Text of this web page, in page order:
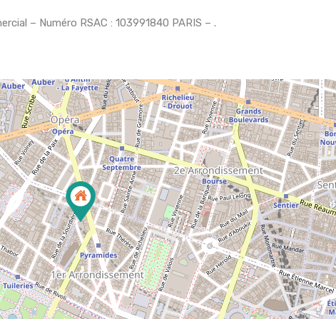
– Numéro RSAC : 103991840 PARIS – .